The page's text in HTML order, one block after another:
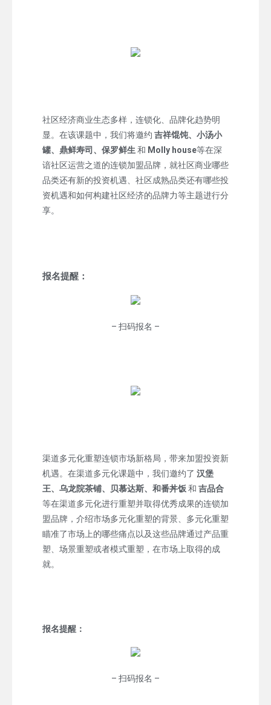
社区经济商业生态多样，连锁化、品牌化趋势明
显。在该课题中，我们将邀约 吉祥馄饨、小汤小
罐、鼎鲜寿司、保罗鲜生 和 Molly house等在深
谙社区运营之道的连锁加盟品牌，就社区商业哪些
品类还有新的投资机遇、社区成熟品类还有哪些投
资机遇和如何构建社区经济的品牌力等主题进行分
享。
报名提醒：
– 扫码报名 –
渠道多元化重塑连锁市场新格局，带来加盟投资新
机遇。在渠道多元化课题中，我们邀约了 汉堡
王、乌龙院茶铺、贝慕达斯、和番丼饭 和 吉品合
等在渠道多元化进行重塑并取得优秀成果的连锁加
盟品牌，介绍市场多元化重塑的背景、多元化重塑
瞄准了市场上的哪些痛点以及这些品牌通过产品重
塑、场景重塑或者模式重塑，在市场上取得的成
就。
报名提醒：
– 扫码报名 –